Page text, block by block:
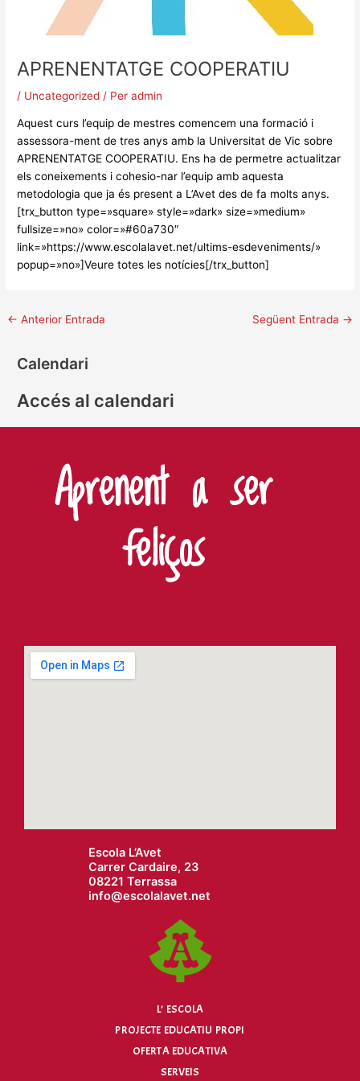
APRENENTATGE COOPERATIU
/ Uncategorized / Per admin
Aquest curs l’equip de mestres comencem una formació i
assessora-ment de tres anys amb la Universitat de Vic sobre
APRENENTATGE COOPERATIU. Ens ha de permetre actualitzar
els coneixements i cohesio-nar l’equip amb aquesta
metodologia que ja és present a L’Avet des de fa molts anys.
[trx_button type=»square» style=»dark» size=»medium»
fullsize=»no» color=»#60a730″
link=»https://www.escolalavet.net/ultims-esdeveniments/»
popup=»no»]Veure totes les notícies[/trx_button]
← Anterior Entrada Següent Entrada →
Calendari
Accés al calendari
Aprenent a ser
feliços
Escola L’Avet
Carrer Cardaire, 23
08221 Terrassa
info@escolalavet.net
L’ ESCOLA
PROJECTE EDUCATIU PROPI
OFERTA EDUCATIVA
SERVEIS